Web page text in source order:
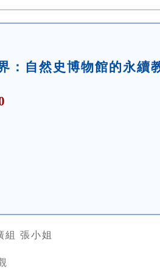
：自然史博物館的永續
組 張小姐